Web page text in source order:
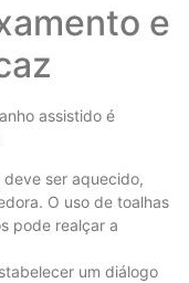
e
assistido é
deve ser aquecido,
O uso de toalhas
pode realçar a
um diálogo